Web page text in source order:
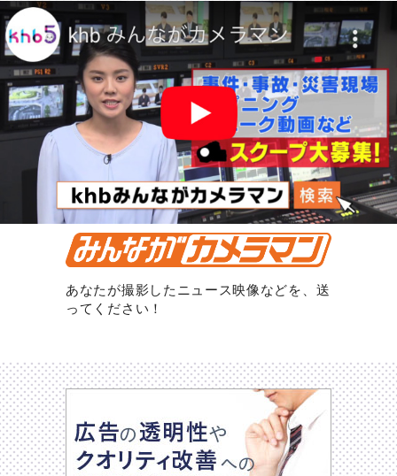
あなたが撮影したニュース映像などを、送
ってください！